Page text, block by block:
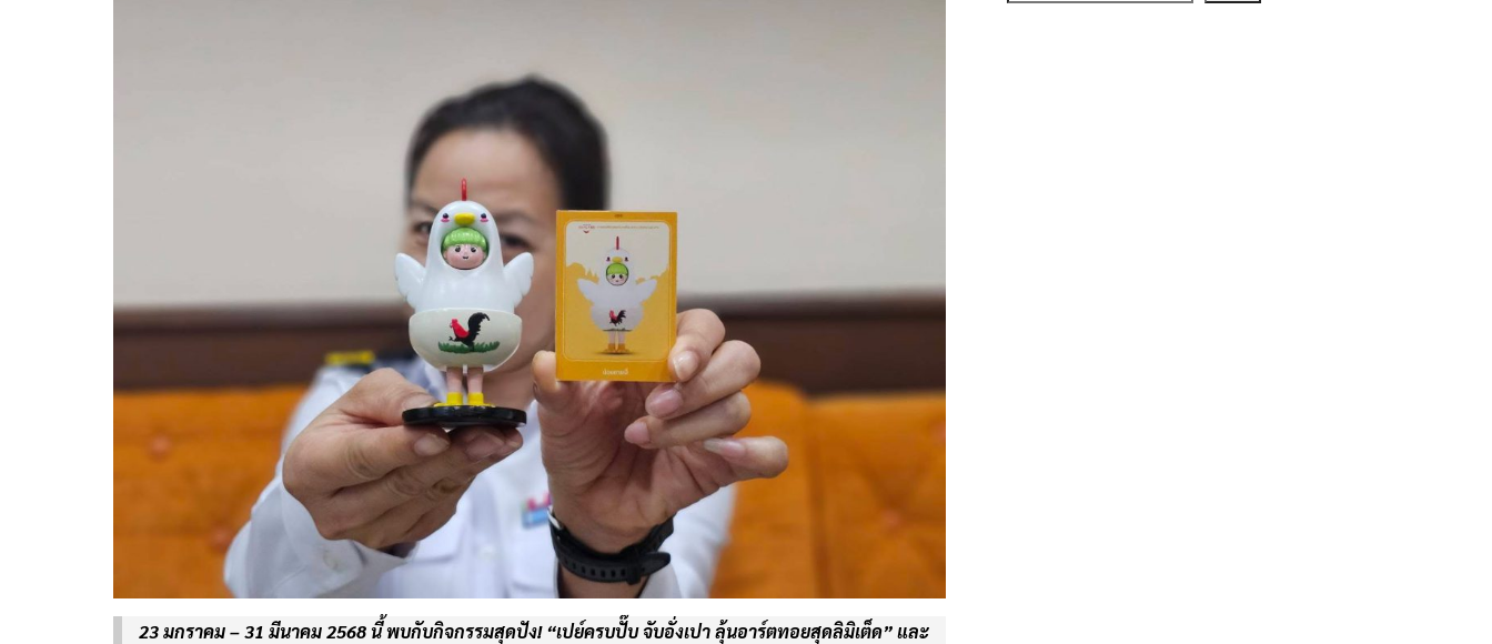
23 มกราคม – 31 มีนาคม 2568 นี้ พบกับกิจกรรมสุดปัง! “เปย์ครบปั๊บ จับอั่งเปา ลุ้นอาร์ตทอยสุดลิมิเต็ด” และ